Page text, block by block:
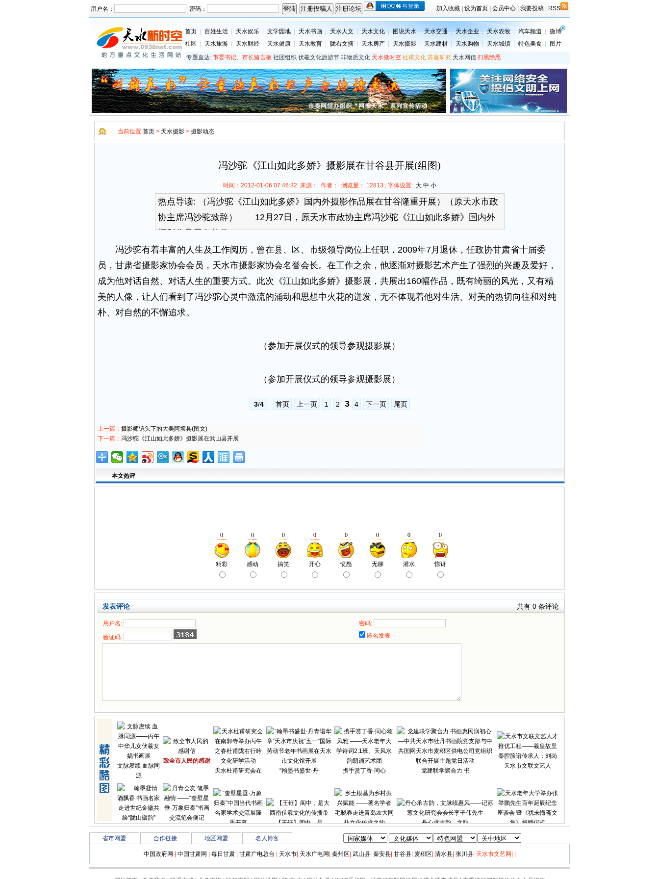
用户名： 密码： 加入收藏 设为首页 会员中心 我要投稿 RSS
首页 百姓生活 天水娱乐 文学园地 天水书画 天水人文 天水文化 图说天水 | 天水交通 | 天水企业 | 天水农牧 汽车频道
微博
社区
天水旅游 天水财经 天水健康 天水教育 陇右文摘 天水房产 天水摄影 天水建材 天水购物 天水城镇 特色美食
图片
专题直达: 市委书记、市长留言板 社团组织 伏羲文化旅游节 非物质文化 天水微时空 杜甫文化 苏蕙研究 天水网信 扫黑除恶
当前位置:首页 > 天水摄影 > 摄影动态
冯沙驼《江山如此多娇》摄影展在甘谷县开展(组图)
时间：2012-01-06 07:46:32 来源： 作者： 浏览量： 12813 ; 字体设置: 大 中 小
热点导读:
（冯沙驼《江山如此多娇》国内外摄影作品展在甘谷隆重开展）（原天水市政
协主席冯沙驼致辞） 12月27日，原天水市政协主席冯沙驼《江山如此多娇》国内外
摄影作品展在甘谷
冯沙驼有着丰富的人生及工作阅历，曾在县、区、市级领导岗位上任职，2009年7月退休，任政协甘肃省十届委
员，甘肃省摄影家协会会员，天水市摄影家协会名誉会长。在工作之余，他逐渐对摄影艺术产生了强烈的兴趣及爱好，
成为他对话自然、对话人生的重要方式。此次《江山如此多娇》摄影展，共展出160幅作品，既有绮丽的风光，又有精
美的人像，让人们看到了冯沙驼心灵中激流的涌动和思想中火花的迸发，无不体现着他对生活、对美的热切向往和对纯
朴、对自然的不懈追求。
（参加开展仪式的领导参观摄影展）
（参加开展仪式的领导参观摄影展）
3/4 首页 上一页 1 2 3 4 下一页 尾页
上一篇： 摄影师镜头下的大美阿坝县(图文)
下一篇： 冯沙驼《江山如此多娇》摄影展在武山县开展
本文热评
发表评论 共有 0 条评论
用户名:
密码:
验证码:
匿名发表
文脉赓续 血脉同
源
致全市人民的感谢
天水杜甫研究会在
“翰墨书盛世·丹 携手赏丁香·同心 党建联学聚合力 书
天水市文联文艺人
翰墨凝情酒飘
丹青会友 笔墨融
“奎壁星垂·万象
【王钰】阆中，是
乡土根基为乡村振
丹心承古韵，文脉
天水老年大学举办
省市网盟
合作链接 地区网盟 名人博客
中国政府网 中国甘肃网 每日甘肃| 甘肃广电总台 天水市| 天水广电网 秦州区 武山县| 秦安县| 甘谷县| 麦积区 清水县| 张川县| 天水市文艺网